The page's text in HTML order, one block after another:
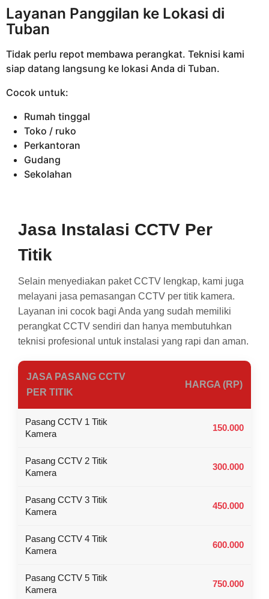
Layanan Panggilan ke Lokasi di
Tuban
Tidak perlu repot membawa perangkat. Teknisi kami
siap datang langsung ke lokasi Anda di Tuban.
Cocok untuk:
Rumah tinggal
Toko / ruko
Perkantoran
Gudang
Sekolahan
Jasa Instalasi CCTV Per
Titik
Selain menyediakan paket CCTV lengkap, kami juga
melayani jasa pemasangan CCTV per titik kamera.
Layanan ini cocok bagi Anda yang sudah memiliki
perangkat CCTV sendiri dan hanya membutuhkan
teknisi profesional untuk instalasi yang rapi dan aman.
JASA PASANG CCTV
PER TITIK
HARGA (RP)
Pasang CCTV 1 Titik
Kamera
150.000
Pasang CCTV 2 Titik
Kamera
300.000
Pasang CCTV 3 Titik
Kamera
450.000
Pasang CCTV 4 Titik
Kamera
600.000
Pasang CCTV 5 Titik
Kamera
750.000